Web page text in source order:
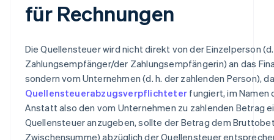
für Rechnungen
Die Quellensteuer wird nicht direkt von der Einzelperson
Zahlungsempfänger/der Zahlungsempfängerin) an das
sondern vom Unternehmen (d. h. der zahlenden Person),
Quellensteuerabzugsverpflichteter fungiert, im Namen
Anstatt also den vom Unternehmen zu zahlenden Betrag
Quellensteuer anzugeben, sollte der Betrag dem
Zwischensumme) abzüglich der Quellensteuer